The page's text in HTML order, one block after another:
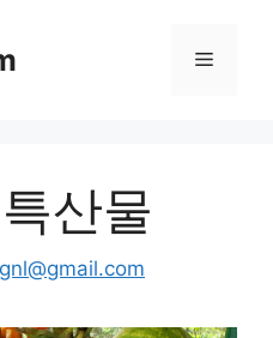
Menu
산물